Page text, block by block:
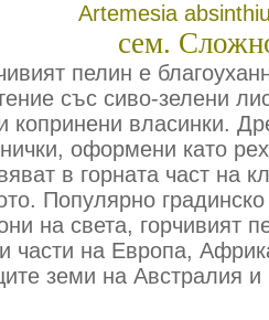
Artemesia
сем.
пелин е
със сиво-зелени
копринени власинки.
оформени като
в горната част на
Популярно
на света, горчивият
части на Европа,
земи на Австралия